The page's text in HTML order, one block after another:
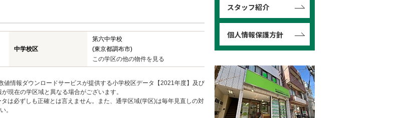
中学校区
第六中学校
(東京都調布市)
この学区の他の物件を見る
情報ダウンロードサービスが提供する小学校区データ【2021年度】及び
現在の学区域と異なる場合がございます。
は必ずしも正確とは言えません。また、通学区域(学区)は毎年見直しの対
。
スタッフ紹介
個人情報保護方針